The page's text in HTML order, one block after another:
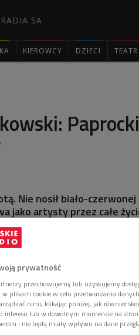
SA
KIEROWCY DZIECI TEATR
Nie nosił biało-
jako artysty przez całe
ciężko w tej komunie było
prezes Stowarzyszenia
prywatność
przechowujemy lub uzyskujemy
plikach cookie w celu przetwarzania
nimi, klikając poniżej, jak również
interesu lub w dowolnym momencie na
i nie będą miały wpływu na dane